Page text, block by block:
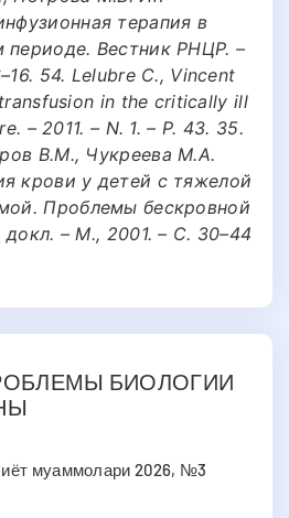
терапия в
периоде. Вестник РНЦР. –
54. Lelubre С., Vincent
in the critically ill
– 2011. – N. 1. – P. 43. 35.
В.М., Чукреева М.А.
крови у детей с тяжелой
Проблемы бескровной
докл. – М., 2001. – С. 30–44
БИОЛОГИИ
муаммолари 2026, №3